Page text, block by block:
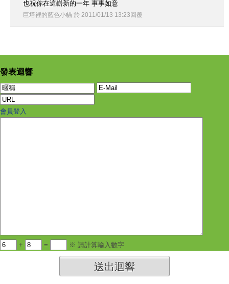
也祝你在這嶄新的一年 事事如意
巨塔裡的藍色小貓 於 2011/01/13 13:23 回覆
發表迴響
會員登入
+ = ※ 請計算輸入數字
送出迴響